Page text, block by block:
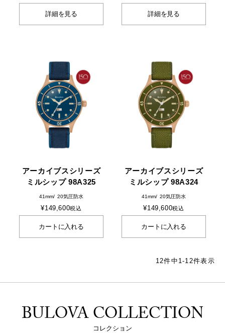
詳細を見る 詳細を見る
アーカイブスシリーズ
ミルシップ 98A325
41mm 20気圧防水
¥149,600税込
カートに入れる
アーカイブスシリーズ
ミルシップ 98A324
41mm 20気圧防水
¥149,600税込
カートに入れる
12件中 1-12件表示
BULOVA COLLECTION
コレクション